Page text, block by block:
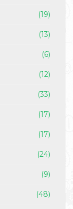
(19)
(13)
(6)
(12)
(33)
(17)
(17)
(24)
(9)
(48)